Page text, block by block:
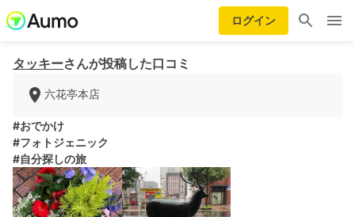
ログイン
タッキーさんが投稿した口コミ
六花亭本店
#おでかけ
#フォトジェニック
#自分探しの旅